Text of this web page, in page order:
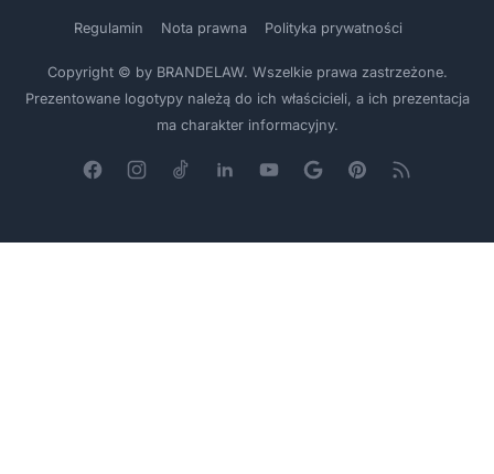
Regulamin Nota prawna Polityka prywatności
Copyright © by BRANDELAW. Wszelkie prawa zastrzeżone.
Prezentowane logotypy należą do ich właścicieli, a ich prezentacja
ma charakter informacyjny.